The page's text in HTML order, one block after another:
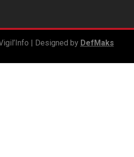
| Designed by DefMaks